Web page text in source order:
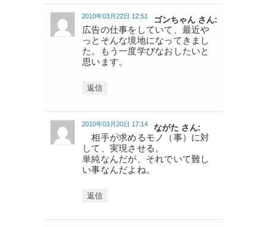
ゴンちゃん さん:
2010年03月22日 12:51
広告の仕事をしていて、最近や
っとそんな境地になってきまし
た。もう一度学びなおしたいと
思います。
返信
ながた さん:
2010年03月20日 17:14
相手が求めるモノ（事）に対
して、実現させる。
単純なんだが、それでいて難し
い事なんだよね。
返信